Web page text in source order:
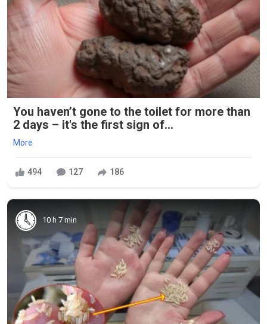
You haven’t gone to the toilet for more than
2 days – it's the first sign of...
More
494 127 186
10 h 7 min